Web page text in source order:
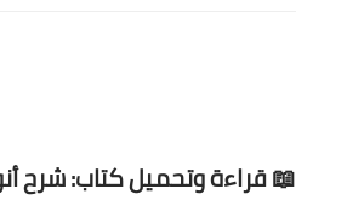
📖 قراءة وتحميل كتاب: شرح